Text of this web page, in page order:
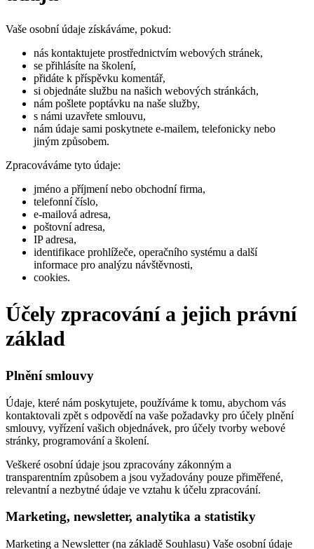
Vaše osobní údaje získáváme, pokud:
nás kontaktujete prostřednictvím webových stránek,
se přihlásíte na školení,
přidáte k příspěvku komentář,
si objednáte službu na našich webových stránkách,
nám pošlete poptávku na naše služby,
s námi uzavřete smlouvu,
nám údaje sami poskytnete e-mailem, telefonicky nebo
jiným způsobem.
Zpracováváme tyto údaje:
jméno a příjmení nebo obchodní firma,
telefonní číslo,
e-mailová adresa,
poštovní adresa,
IP adresa,
identifikace prohlížeče, operačního systému a další
informace pro analýzu návštěvnosti,
cookies.
Účely zpracování a jejich právní
základ
Plnění smlouvy
Údaje, které nám poskytujete, používáme k tomu, abychom vás
kontaktovali zpět s odpovědí na vaše požadavky pro účely plnění
smlouvy, vyřízení vašich objednávek, pro účely tvorby webové
stránky, programování a školení.
Veškeré osobní údaje jsou zpracovány zákonným a
transparentním způsobem a jsou vyžadovány pouze přiměřené,
relevantní a nezbytné údaje ve vztahu k účelu zpracování.
Marketing, newsletter, analytika a statistiky
Marketing a Newsletter (na základě Souhlasu) Vaše osobní údaje